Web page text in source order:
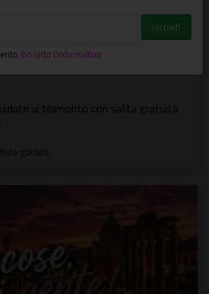
Santa Severa-Estate 2026:
al tramonto con salita gratuita
guidate
, ho letto l'informativa